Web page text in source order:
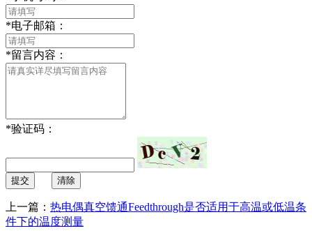
*电子邮箱：
*留言内容：
*验证码：
提交 清除
上一篇： 热电偶真空馈通Feedthrough是否适用于高温或低温条
件下的温度测量